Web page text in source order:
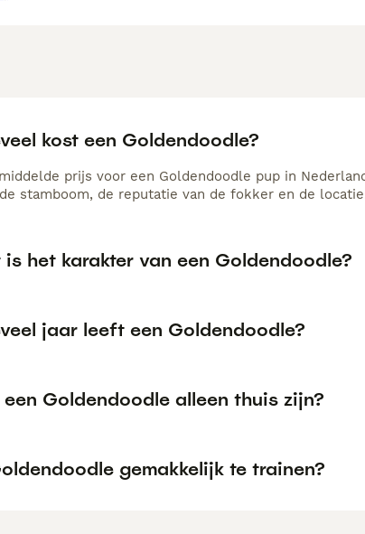
kost een Goldendoodle?
prijs voor een Goldendoodle pup in
stamboom, de reputatie van de fokker en de
is het karakter van een Goldendoodle?
jaar leeft een Goldendoodle?
een Goldendoodle alleen thuis zijn?
gemakkelijk te trainen?